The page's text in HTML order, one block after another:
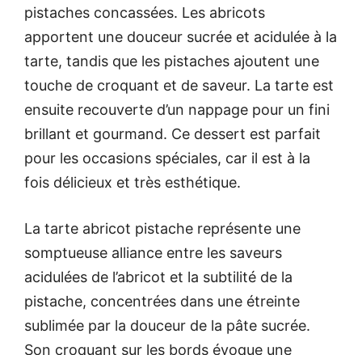
pistaches concassées. Les abricots
apportent une douceur sucrée et acidulée à la
tarte, tandis que les pistaches ajoutent une
touche de croquant et de saveur. La tarte est
ensuite recouverte d’un nappage pour un fini
brillant et gourmand. Ce dessert est parfait
pour les occasions spéciales, car il est à la
fois délicieux et très esthétique.
La tarte abricot pistache représente une
somptueuse alliance entre les saveurs
acidulées de l’abricot et la subtilité de la
pistache, concentrées dans une étreinte
sublimée par la douceur de la pâte sucrée.
Son croquant sur les bords évoque une